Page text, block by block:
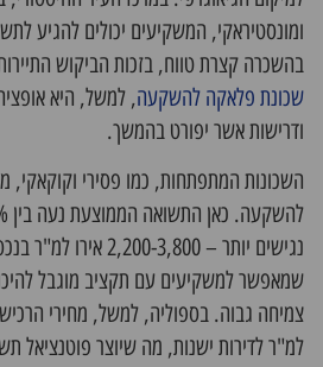
בהשכרה קצרת טווח, בזכות הביקוש
שכונת פלאקה להשקעה, למשל, היא
ודרישות אשר יפורט בהמשך.
השכונות המתפתחות, כמו פסירי וקוקאקי,
נגישים יותר – 2,200-
שמאפשר למשקיעים עם תקציב מוגבל
למ"ר לדירות ישנות, מה שיוצר פוטנציאל